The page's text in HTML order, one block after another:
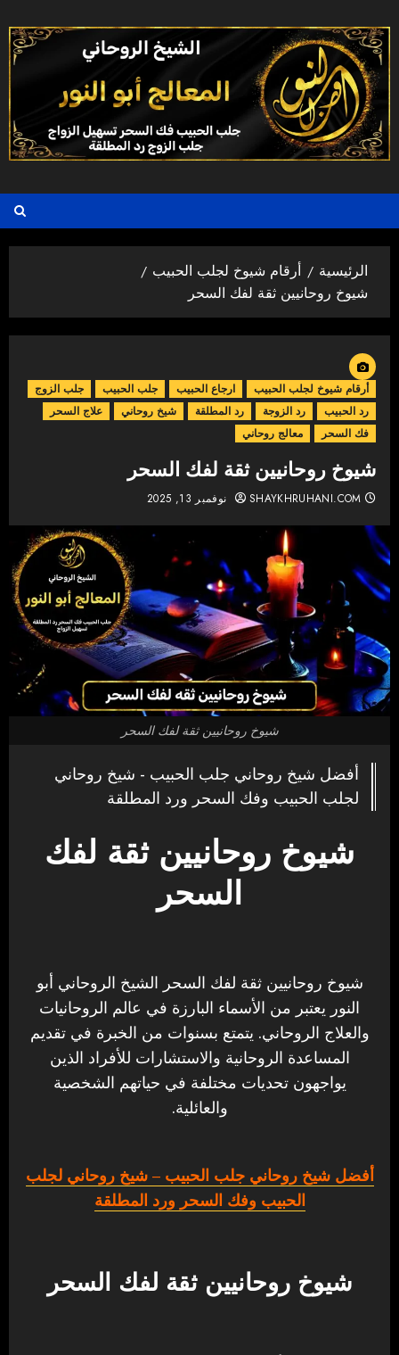
إلى
المحتوى
الرئيسية
أرقام شيوخ لجلب الحبيب
شيوخ روحانيين ثقة لفك السحر
أرقام شيوخ لجلب الحبيب ارجاع الحبيب جلب الحبيب
جلب الزوج
رد الحبيب
رد الزوجة رد المطلقة شيخ روحاني
علاج السحر
فك السحر
معالج روحاني
شيوخ روحانيين ثقة لفك السحر
SHAYKHRUHANI.COM نوفمبر 13, 2025
شيوخ روحانيين ثقة لفك السحر
أفضل شيخ روحاني جلب الحبيب - شيخ روحاني
لجلب الحبيب وفك السحر ورد المطلقة
شيوخ روحانيين ثقة لفك
السحر
شيوخ روحانيين ثقة لفك السحر الشيخ الروحاني أبو
النور يعتبر من الأسماء البارزة في عالم الروحانيات
والعلاج الروحاني. يتمتع بسنوات من الخبرة في تقديم
المساعدة الروحانية والاستشارات للأفراد الذين
يواجهون تحديات مختلفة في حياتهم الشخصية
والعائلية.
أفضل شيخ روحاني جلب الحبيب – شيخ روحاني لجلب
الحبيب وفك السحر ورد المطلقة
شيوخ روحانيين ثقة لفك السحر